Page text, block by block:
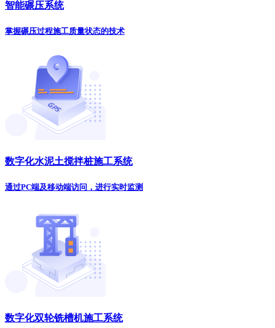
智能碾压系统
掌握碾压过程施工质量状态的技术
数字化水泥土搅拌桩施工系统
通过PC端及移动端访问，进行实时监测
数字化双轮铣槽机施工系统